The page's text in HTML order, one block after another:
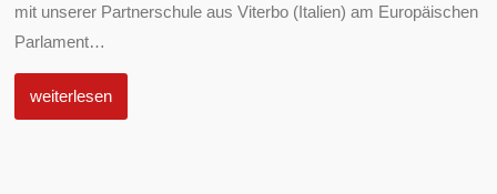
mit unserer Partnerschule aus Viterbo (Italien) am Europäischen
Parlament…
weiterlesen